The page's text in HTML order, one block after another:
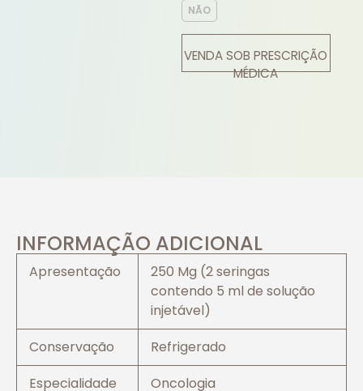
NÃO
VENDA SOB PRESCRIÇÃO
MÉDICA
INFORMAÇÃO ADICIONAL
Apresentação
250 Mg (2 seringas
contendo 5 ml de solução
injetável)
Conservação
Refrigerado
Especialidade
Oncologia